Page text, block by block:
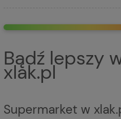
Bądź lepszy
xlak.pl
Supermarket w